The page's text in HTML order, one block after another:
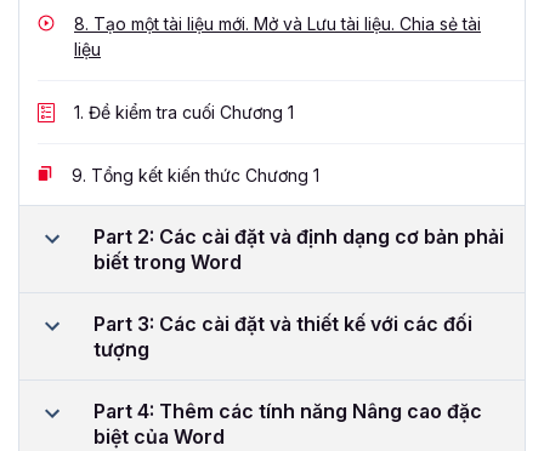
8. Tạo một tài liệu mới. Mở và Lưu tài liệu. Chia sẻ tài
liệu
1. Đề kiểm tra cuối Chương 1
9. Tổng kết kiến thức Chương 1
Part 2: Các cài đặt và định dạng cơ bản phải
biết trong Word
Part 3: Các cài đặt và thiết kế với các đối
tượng
Part 4: Thêm các tính năng Nâng cao đặc
biệt của Word